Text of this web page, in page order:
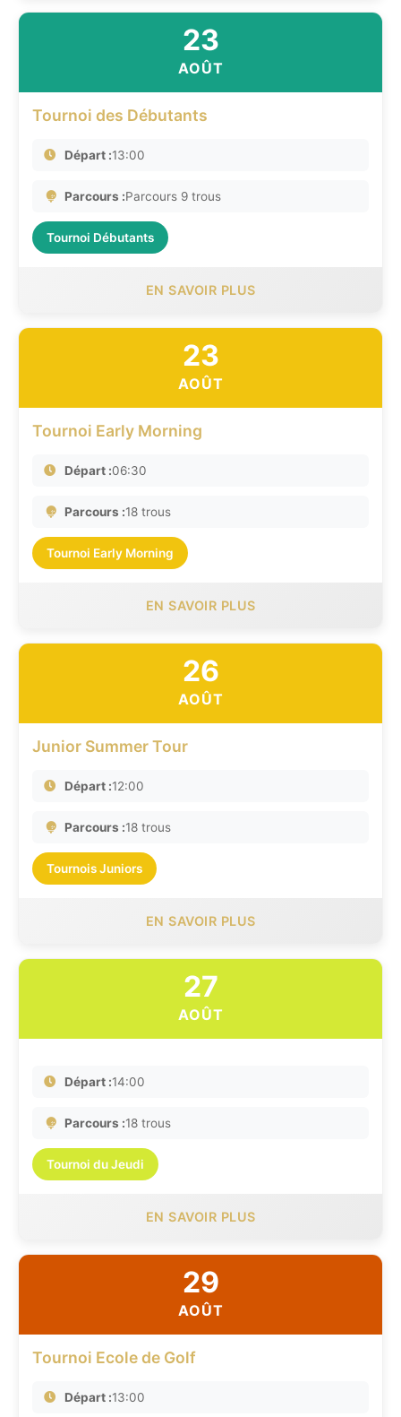
23
AOÛT
Tournoi des Débutants
Départ :13:00
Parcours :Parcours 9 trous
Tournoi Débutants
EN SAVOIR PLUS
23
AOÛT
Tournoi Early Morning
Départ :06:30
Parcours :18 trous
Tournoi Early Morning
EN SAVOIR PLUS
26
AOÛT
Junior Summer Tour
Départ :12:00
Parcours :18 trous
Tournois Juniors
EN SAVOIR PLUS
27
AOÛT
Départ :14:00
Parcours :18 trous
Tournoi du Jeudi
EN SAVOIR PLUS
29
AOÛT
Tournoi Ecole de Golf
Départ :13:00